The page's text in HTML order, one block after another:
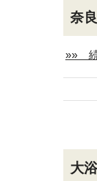
奈
»» 続
大